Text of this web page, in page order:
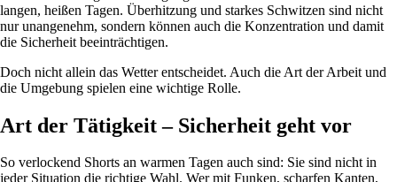
langen, heißen Tagen. Überhitzung und starkes Schwitzen sind nicht
nur unangenehm, sondern können auch die Konzentration und damit
die Sicherheit beeinträchtigen.
Doch nicht allein das Wetter entscheidet. Auch die Art der Arbeit und
die Umgebung spielen eine wichtige Rolle.
Art der Tätigkeit – Sicherheit geht vor
So verlockend Shorts an warmen Tagen auch sind: Sie sind nicht in
jeder Situation die richtige Wahl. Wer mit Funken, scharfen Kanten,